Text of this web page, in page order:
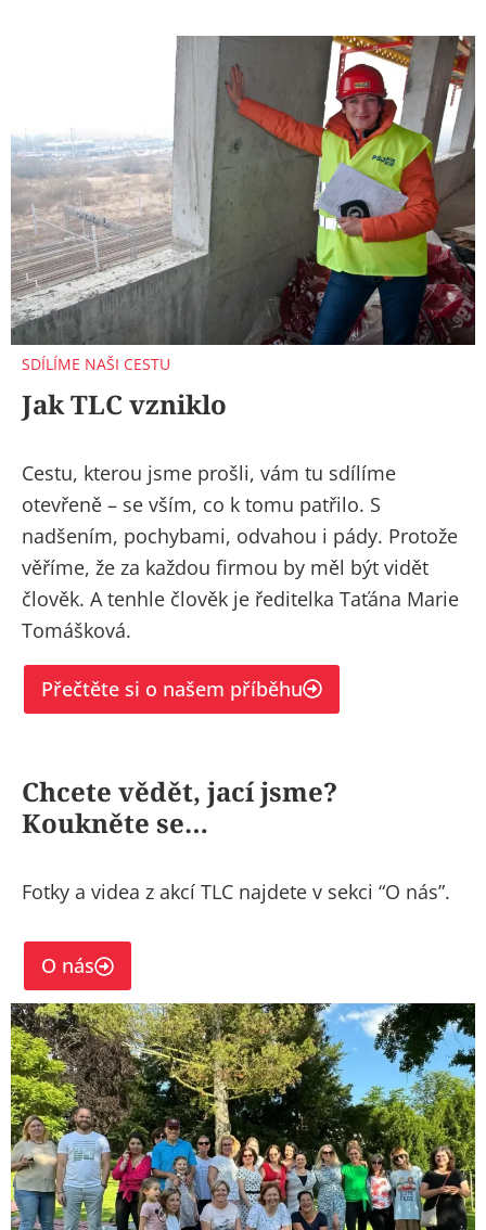
SDÍLÍME NAŠI CESTU
Jak TLC vzniklo
Cestu, kterou jsme prošli, vám tu sdílíme
otevřeně – se vším, co k tomu patřilo. S
nadšením, pochybami, odvahou i pády. Protože
věříme, že za každou firmou by měl být vidět
člověk. A tenhle člověk je ředitelka Taťána Marie
Tomášková.
Přečtěte si o našem příběhu
Chcete vědět, jací jsme?
Koukněte se…
Fotky a videa z akcí TLC najdete v sekci “O nás”.
O nás